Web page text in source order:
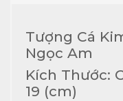
Tượng Cá
Ngọc Am
Kích Thước:
19 (cm)